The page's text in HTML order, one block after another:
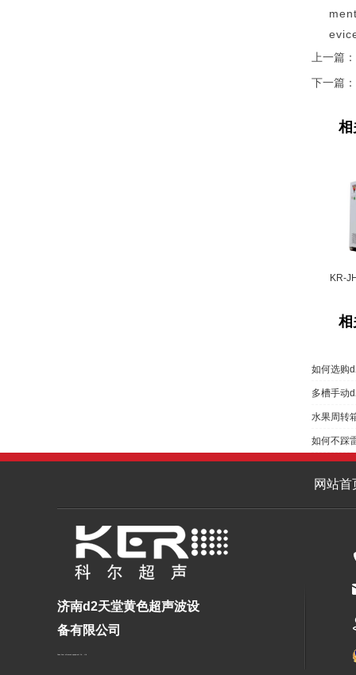
上一篇：
下一篇
相
KR-
相
如何选购
多槽手动
水果周转
如何不踩
网站首
济南d2天堂黄色超声波设
备有限公司
Jinan Keer ultrasonic equipment Co., Ltd